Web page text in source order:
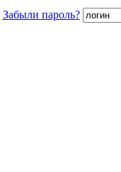
Забыли пароль?